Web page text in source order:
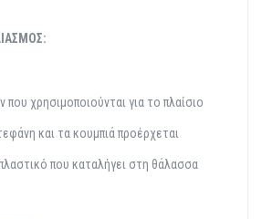
που χρησιμοποιούνται για το πλαίσιο
και τα κουμπιάπροέρχεται
που καταλήγει στη θάλασσα